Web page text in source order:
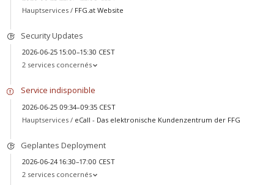
Hauptservices / FFG.at Website
Security Updates
2026-06-25 15:00–15:30 CEST
2 services concernés
Service indisponible
2026-06-25 09:34–09:35 CEST
Hauptservices / eCall - Das elektronische Kundenzentrum der FFG
Geplantes Deployment
2026-06-24 16:30–17:00 CEST
2 services concernés